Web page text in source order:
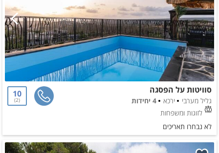
סוויטות על הפסגה
גליל מערבי ירכא
4 יחידות
לזוגות ומשפחות
10
2
לא נבחרו תאריכים